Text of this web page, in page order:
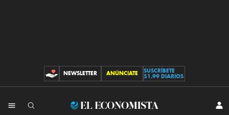
CONTRIBUCIONES
NEWSLETTER ANÚNCIATE
SUSCRÍBETE
$1.99 DIARIOS
El